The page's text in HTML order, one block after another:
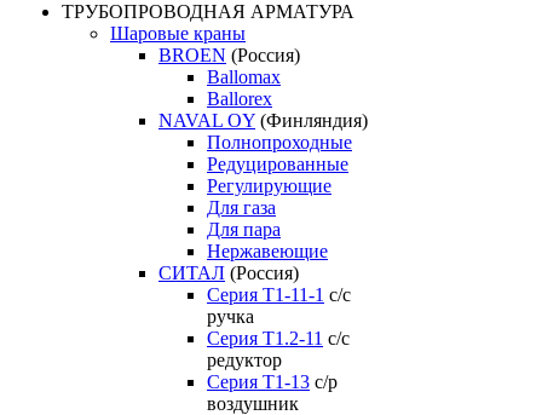
ТРУБОПРОВОДНАЯ АРМАТУРА
Шаровые краны
BROEN (Россия)
Ballomax
Ballorex
NAVAL OY (Финляндия)
Полнопроходные
Редуцированные
Регулирующие
Для газа
Для пара
Нержавеющие
СИТАЛ (Россия)
Серия Т1-11-1 с/с
ручка
Серия Т1.2-11 с/с
редуктор
Серия Т1-13 с/р
воздушник